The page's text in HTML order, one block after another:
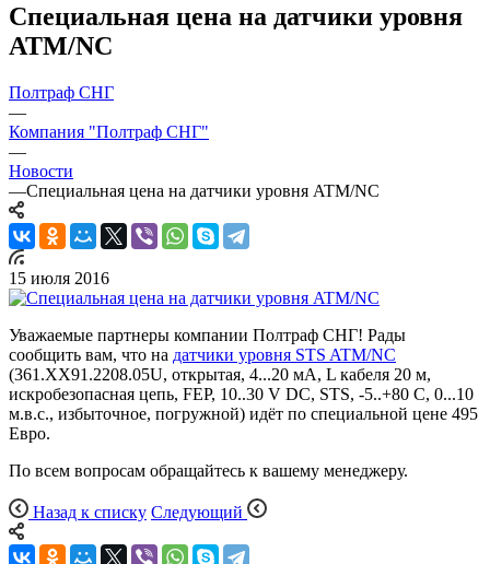
Специальная цена на датчики уровня
ATM/NC
Полтраф СНГ
—
Компания "Полтраф СНГ"
—
Новости
—Специальная цена на датчики уровня ATM/NC
15 июля 2016
Уважаемые партнеры компании Полтраф СНГ! Рады
сообщить вам, что на датчики уровня STS ATM/NC
(361.ХХ91.2208.05U, открытая, 4...20 мА, L кабеля 20 м,
искробезопасная цепь, FEP, 10..30 V DC, STS, -5..+80 С, 0...10
м.в.с., избыточное, погружной) идёт по специальной цене 495
Евро.
По всем вопросам обращайтесь к вашему менеджеру.
Назад к списку Следующий